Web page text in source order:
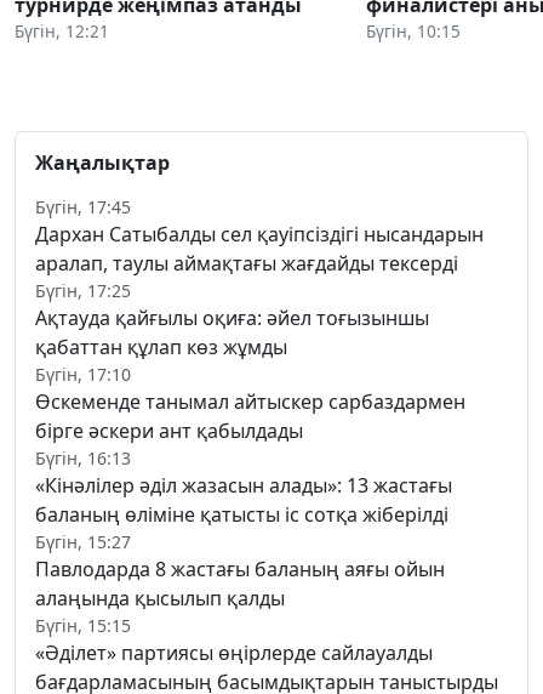
Бүгін, 12:21 Бүгін, 10:15
Жаңалықтар
Бүгін, 17:45
Дархан Сатыбалды сел қауіпсіздігі нысандарын
аралап, таулы аймақтағы жағдайды тексерді
Бүгін, 17:25
Ақтауда қайғылы оқиға: әйел тоғызыншы
қабаттан құлап көз жұмды
Бүгін, 17:10
Өскеменде танымал айтыскер сарбаздармен
бірге әскери ант қабылдады
Бүгін, 16:13
«Кінәлілер әділ жазасын алады»: 13 жастағы
баланың өліміне қатысты іс сотқа жіберілді
Бүгін, 15:27
Павлодарда 8 жастағы баланың аяғы ойын
алаңында қысылып қалды
Бүгін, 15:15
«Әділет» партиясы өңірлерде сайлауалды
бағдарламасының басымдықтарын таныстырды